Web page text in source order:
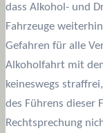
dass Alkohol- und
Fahrzeuge
Gefahren für alle
Alkoholfahrt mit
keineswegs
des Führens dieser
Rechtsprechung